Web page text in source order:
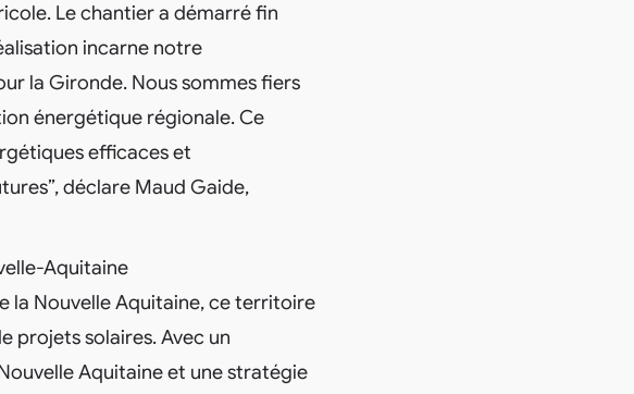
Le chantier a démarré fin
incarne notre
la Gironde. Nous sommes fiers
énergétique régionale. Ce
efficaces et
déclare Maud Gaide,
Aquitaine
la Nouvelle Aquitaine, ce territoire
projets solaires. Avec un
Aquitaine et une stratégie